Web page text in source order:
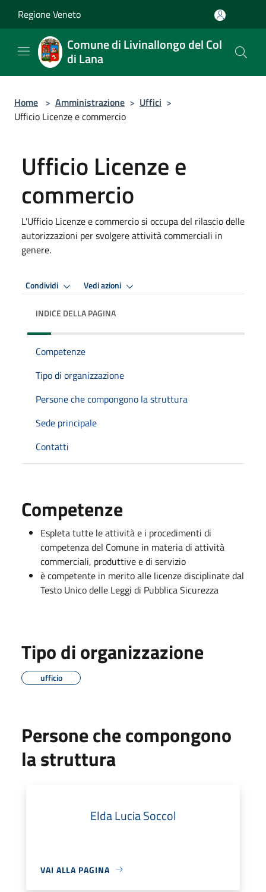
Regione Veneto
Comune di Livinallongo del Col
di Lana
Home > Amministrazione > Uffici >
Ufficio Licenze e commercio
Ufficio Licenze e
commercio
L'Ufficio Licenze e commercio si occupa del rilascio delle
autorizzazioni per svolgere attività commerciali in
genere.
Condividi Vedi azioni
INDICE DELLA PAGINA
Competenze
Tipo di organizzazione
Persone che compongono la struttura
Sede principale
Contatti
Competenze
Espleta tutte le attività e i procedimenti di
competenza del Comune in materia di attività
commerciali, produttive e di servizio
è competente in merito alle licenze disciplinate dal
Testo Unico delle Leggi di Pubblica Sicurezza
Tipo di organizzazione
ufficio
Persone che compongono
la struttura
Elda Lucia Soccol
VAI ALLA PAGINA